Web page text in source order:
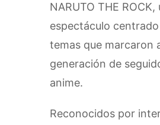
NARUTO THE ROCK,
espectáculo
temas que marcaron
generación de
anime.
Reconocidos por